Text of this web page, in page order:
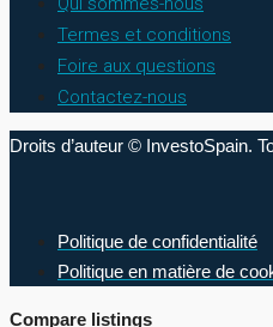
Termes et conditions
Foire aux questions
Contactez-nous
Droits d’auteur © InvestoSpain.
Politique de confidentialité
Politique en matière de
Compare listings